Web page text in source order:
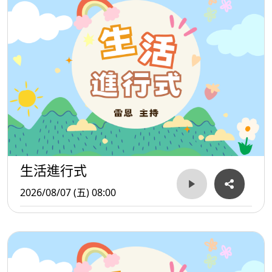
庾澄慶則展現截然不同的音樂風格。《山頂黑狗兄》改編自
台語經典歌曲，融合流行與搖滾元素，展現他充滿活力的舞
台魅力；《新年歌》則以輕鬆熱鬧的編曲，成為農曆新年期
間充滿喜氣的應景作品。坣娜《自由》則唱出追求自我、勇
敢突破束縛的信念，以充滿力量的歌聲鼓勵人們忠於內心。
范曉萱則以青春甜美的形象風靡90年代，《自言自語》展現
少女面對愛情時的細膩心情，而《你的甜蜜》更憑藉輕快旋
律與俏皮演唱，成為她最具代表性的作品之一，也奠定她在
華語流行樂壇的重要地位。
這些歌曲涵蓋愛情、友情、節慶、鄉土文化與自我追尋等不
同主題，不僅陪伴許多人度過青春歲月，也見證了1990年代
生活進行式
2026/08/07 (五) 08:00